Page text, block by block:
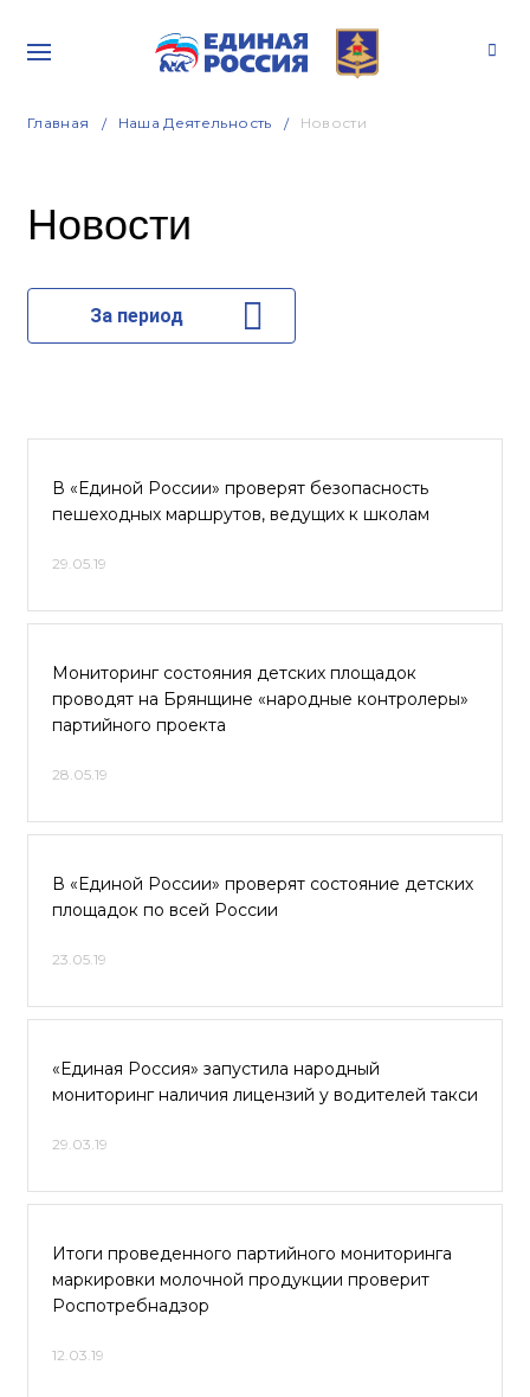
Главная Наша Деятельность Новости
Новости
За период
В «Единой России» проверят безопасность
пешеходных маршрутов, ведущих к школам
29.05.19
Мониторинг состояния детских площадок
проводят на Брянщине «народные контролеры»
партийного проекта
28.05.19
В «Единой России» проверят состояние детских
площадок по всей России
23.05.19
«Единая Россия» запустила народный
мониторинг наличия лицензий у водителей такси
29.03.19
Итоги проведенного партийного мониторинга
маркировки молочной продукции проверит
Роспотребнадзор
12.03.19